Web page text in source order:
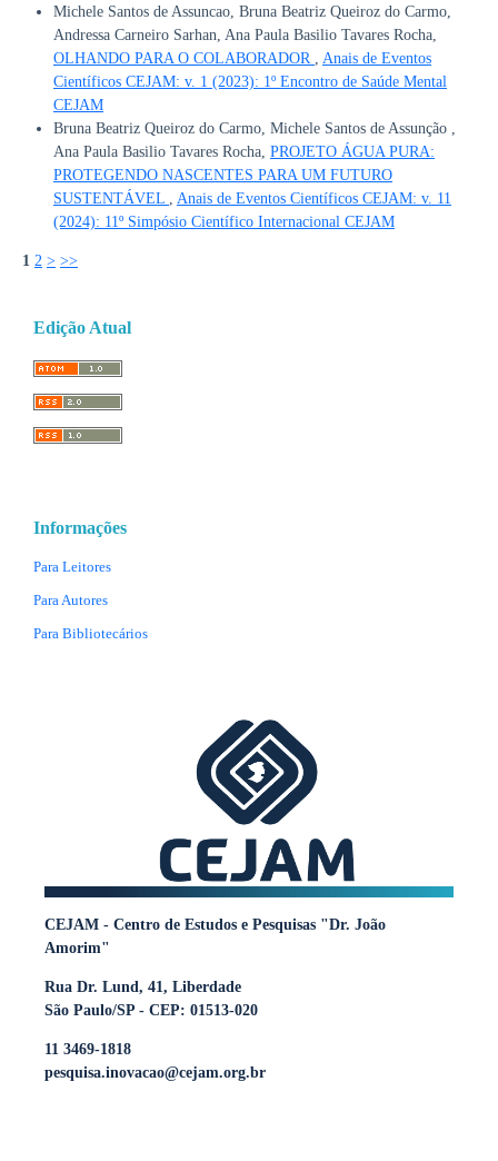
Michele Santos de Assuncao, Bruna Beatriz Queiroz do Carmo,
Andressa Carneiro Sarhan, Ana Paula Basilio Tavares Rocha,
OLHANDO PARA O COLABORADOR , Anais de Eventos
Científicos CEJAM: v. 1 (2023): 1º Encontro de Saúde Mental
CEJAM
Bruna Beatriz Queiroz do Carmo, Michele Santos de Assunção ,
Ana Paula Basilio Tavares Rocha, PROJETO ÁGUA PURA:
PROTEGENDO NASCENTES PARA UM FUTURO
SUSTENTÁVEL , Anais de Eventos Científicos CEJAM: v. 11
(2024): 11º Simpósio Científico Internacional CEJAM
1 2 > >>
Edição Atual
Informações
Para Leitores
Para Autores
Para Bibliotecários
CEJAM - Centro de Estudos e Pesquisas "Dr. João
Amorim"
Rua Dr. Lund, 41, Liberdade
São Paulo/SP - CEP: 01513-020
11 3469-1818
pesquisa.inovacao@cejam.org.br